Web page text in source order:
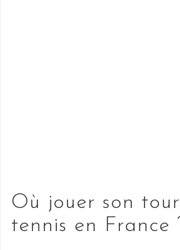
Où jouer son
tennis en France